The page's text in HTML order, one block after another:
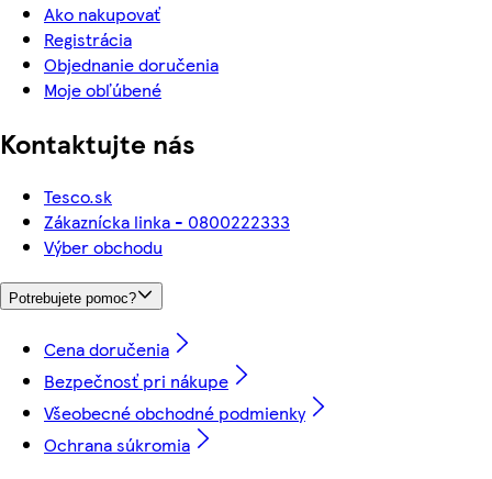
Ako nakupovať
Registrácia
Objednanie doručenia
Moje obľúbené
Kontaktujte nás
Tesco.sk
Zákaznícka linka - 0800222333
Výber obchodu
Potrebujete pomoc?
Cena doručenia
Bezpečnosť pri nákupe
Všeobecné obchodné podmienky
Ochrana súkromia